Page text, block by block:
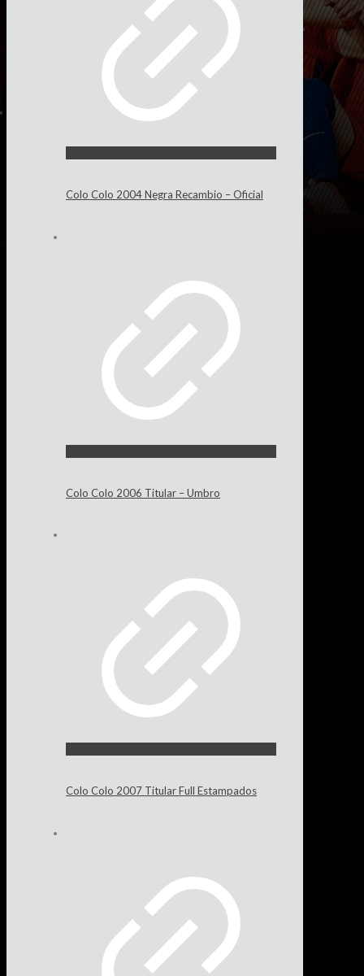
Colo Colo 2004 Negra Recambio – Oficial
Colo Colo 2006 Titular – Umbro
Colo Colo 2007 Titular Full Estampados